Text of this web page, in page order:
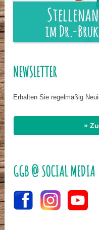
NEWSLETTER
Erhalten Sie regelmäßig
»
GGB @ SOCIAL MEDIA